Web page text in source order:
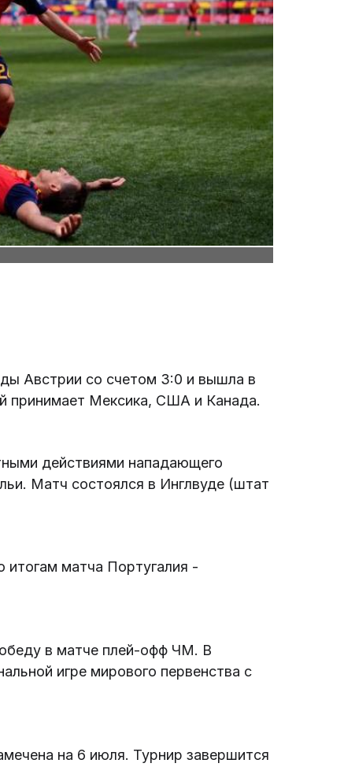
Австрии со счетом 3:0 и вышла в
принимает Мексика, США и Канада.
действиями нападающего
Матч состоялся в Инглвуде (штат
итогам матча Португалия -
в матче плей-офф ЧМ. В
игре мирового первенства с
на 6 июля. Турнир завершится